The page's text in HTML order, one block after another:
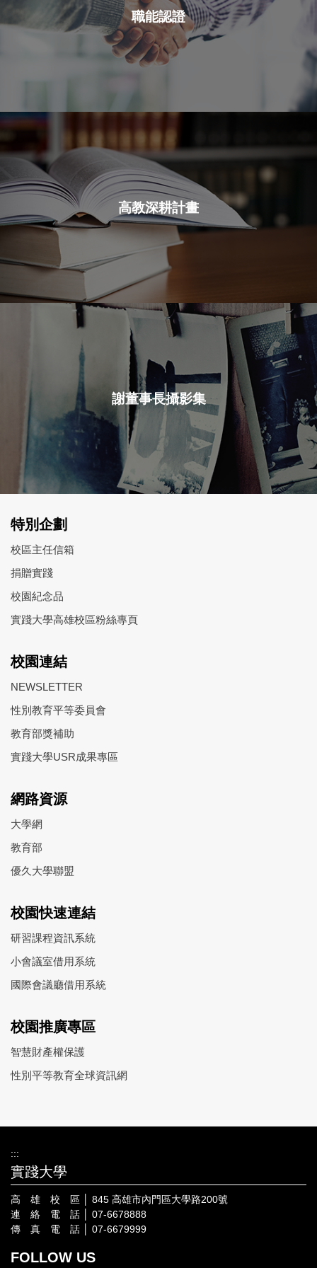
職能認證
高教深耕計畫
謝董事長攝影集
特別企劃
校區主任信箱
捐贈實踐
校園紀念品
實踐大學高雄校區粉絲專頁
校園連結
NEWSLETTER
性別教育平等委員會
教育部獎補助
實踐大學USR成果專區
網路資源
大學網
教育部
優久大學聯盟
校園快速連結
研習課程資訊系統
小會議室借用系統
國際會議廳借用系統
校園推廣專區
智慧財產權保護
性別平等教育全球資訊網
:::
實踐大學
高 雄 校 區 │ 845 高雄市內門區大學路200號
連 絡 電 話 │ 07-6678888
傳 真 電 話 │ 07-6679999
FOLLOW US